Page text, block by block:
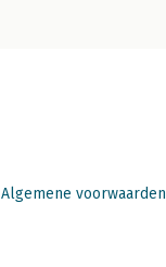
Algemene voorwaarden